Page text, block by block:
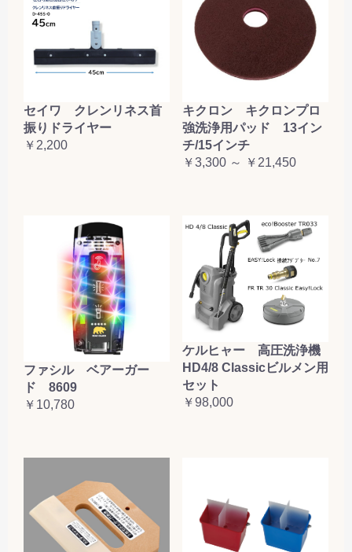
セイワ クレンリネス首
振りドライヤー
￥2,200
キクロン キクロンプロ
強洗浄用パッド 13イン
チ/15インチ
￥3,300 ～ ￥21,450
ファシル ベアーガー
ド 8609
￥10,780
ケルヒャー 高圧洗浄機
HD4/8 Classicビルメン用
セット
￥98,000